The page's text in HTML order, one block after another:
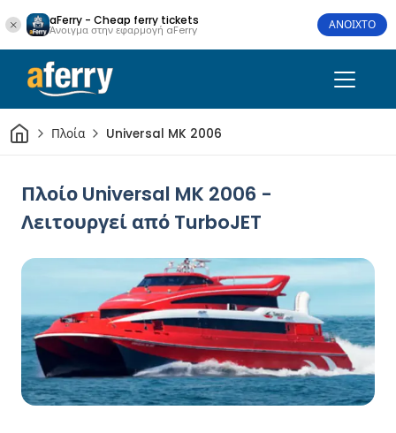
aFerry - Cheap ferry tickets
Άνοιγμα στην εφαρμογή aFerry ΑΝΟΙΧΤΟ
ΣπίτιΠλοία Universal MK 2006
Πλοίο Universal MK 2006 -
Λειτουργεί από TurboJET